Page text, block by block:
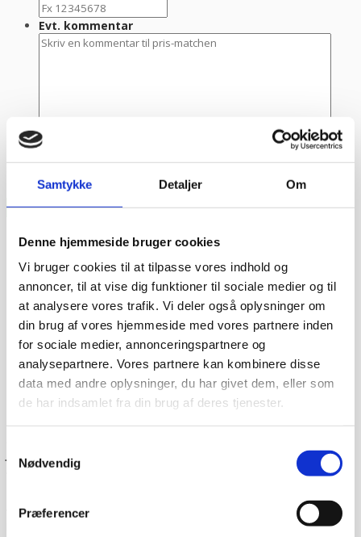
Samtykke Detaljer Om
Denne hjemmeside bruger cookies
Vi bruger cookies til at tilpasse vores indhold og
annoncer, til at vise dig funktioner til sociale medier og til
at analysere vores trafik. Vi deler også oplysninger om
din brug af vores hjemmeside med vores partnere inden
for sociale medier, annonceringspartnere og
analysepartnere. Vores partnere kan kombinere disse
data med andre oplysninger, du har givet dem, eller som
de har indsamlet fra din brug af deres tjenester.
Nødvendig
Præferencer
Evt. kommentar
Dag-til-dag levering
første hverdag efter din bestilling, såfremt du har bestilt
inden klokken 13.30.
vælge at hente varen selv på vores lager i Ikast eller du